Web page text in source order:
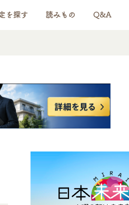
を探す 読みもの Q&A